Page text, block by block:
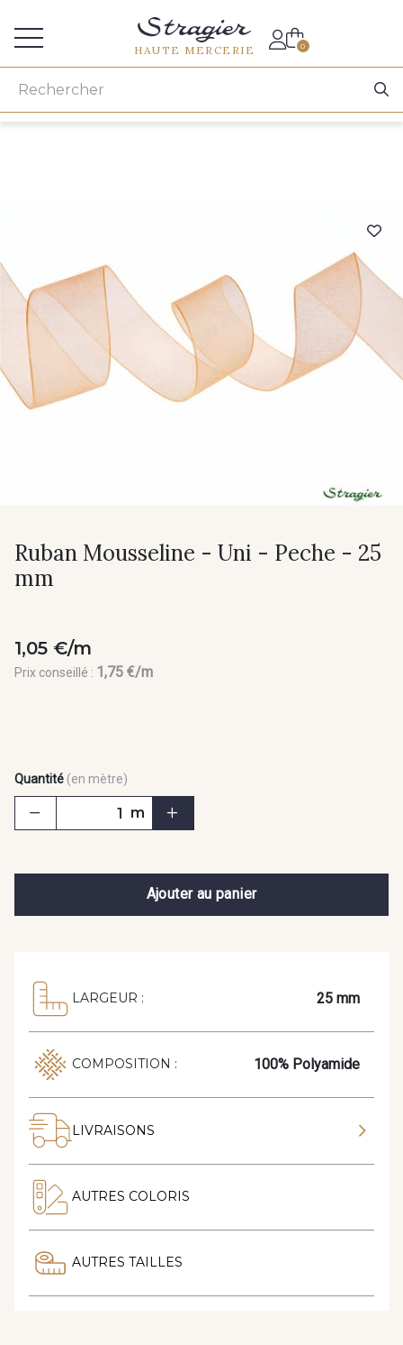
HAUTE MERCERIE 0
Ruban Mousseline - Uni - Peche - 25
mm
1,05 €/m
Prix conseillé : 1,75 €/m
Quantité (en mètre)
m
Ajouter au panier
LARGEUR : 25 mm
COMPOSITION : 100% Polyamide
LIVRAISONS
AUTRES COLORIS
AUTRES TAILLES